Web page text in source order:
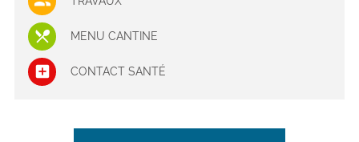
MENU CANTINE
CONTACT SANTÉ